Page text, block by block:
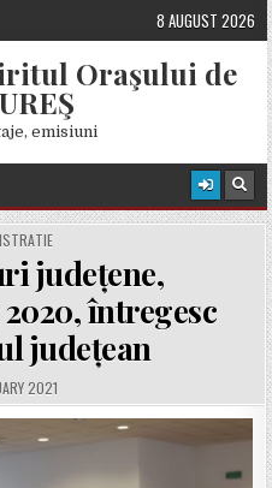
8 AUGUST 2026
Oraşului de
emisiuni
județene,
întregesc
județean
2021